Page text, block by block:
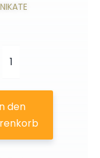
Woman
hat
|
Exklusive
den